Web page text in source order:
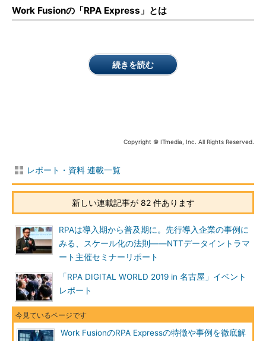
Work Fusionの「RPA Express」とは
続きを読む
Copyright © ITmedia, Inc. All Rights Reserved.
レポート・資料 連載一覧
新しい連載記事が 82 件あります
RPAは導入期から普及期に。先行導入企業の事例に
みる、スケール化の法則――NTTデータイントラマ
ート主催セミナーリポート
「RPA DIGITAL WORLD 2019 in 名古屋」イベント
レポート
Work FusionのRPA Expressの特徴や事例を徹底解